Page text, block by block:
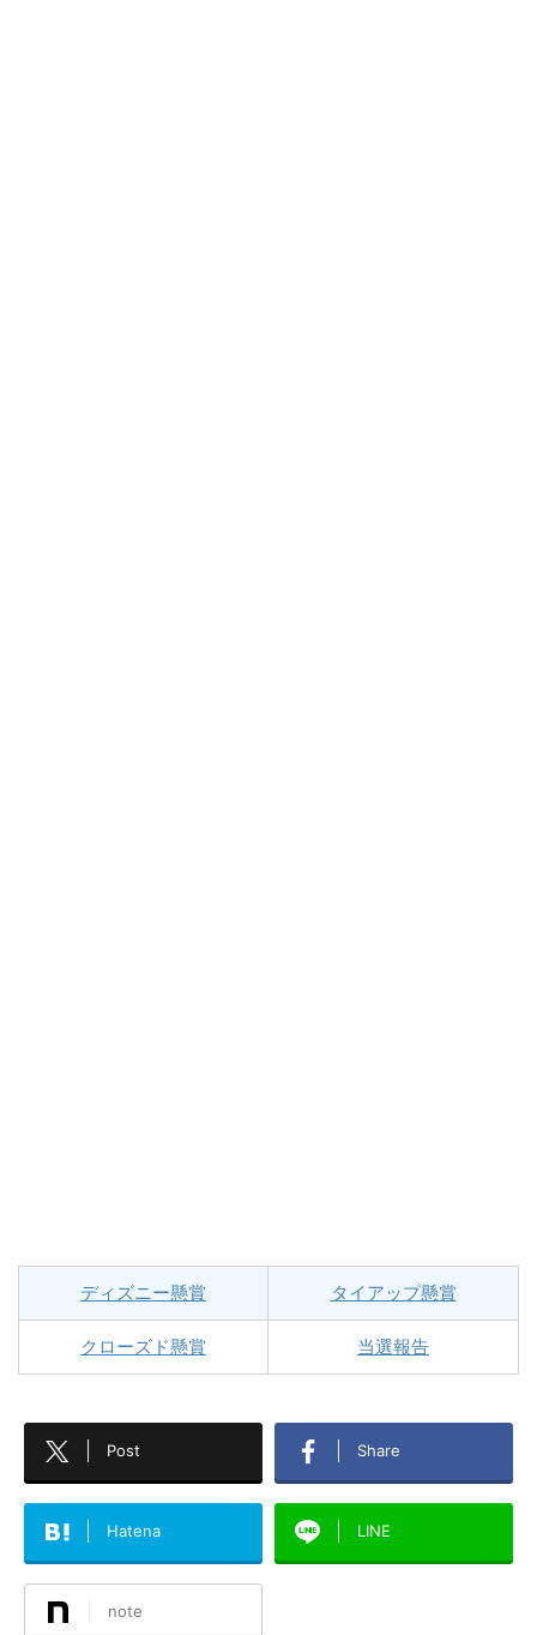
ディズニー懸賞 タイアップ懸賞
クローズド懸賞 当選報告
Post Share
Hatena LINE
note